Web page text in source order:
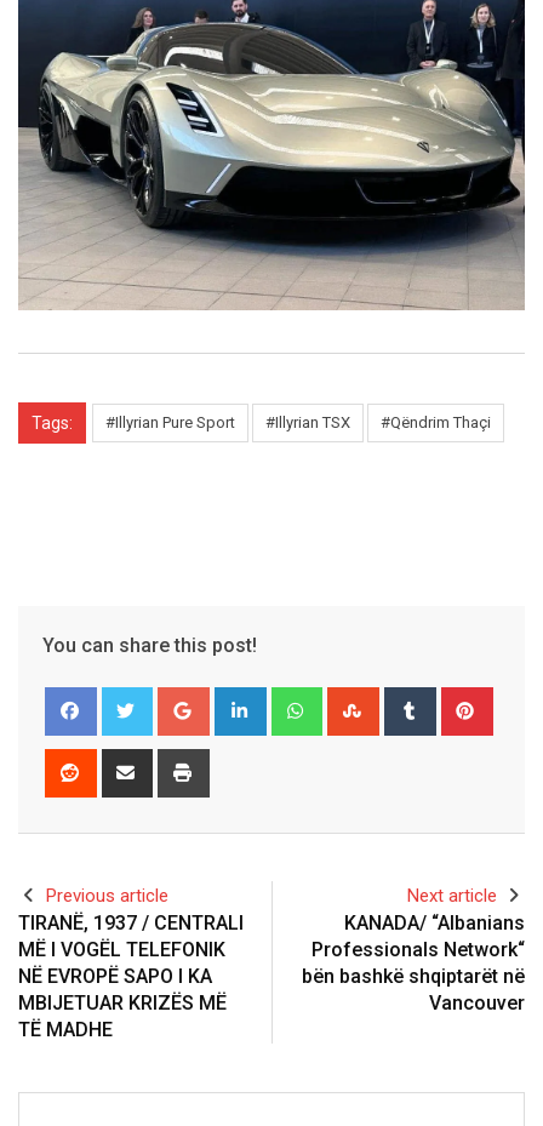
Tags: #Illyrian Pure Sport #Illyrian TSX #Qëndrim Thaçi
You can share this post!
Google+ LinkedIn WhatsappStumbleUpon
Tumblr
Reddit
Share
Previous article
TIRANË, 1937 / CENTRALI
MË I VOGËL TELEFONIK
NË EVROPË SAPO I KA
MBIJETUAR KRIZËS MË
TË MADHE
Next article
KANADA/ “Albanians
Professionals Network“
bën bashkë shqiptarët në
Vancouver